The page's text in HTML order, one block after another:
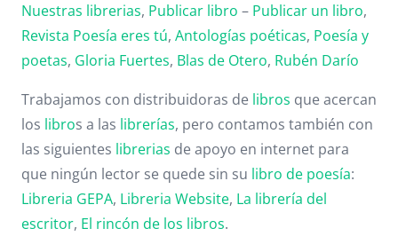
Nuestras librerias, Publicar libro – Publicar un libro,
Revista Poesía eres tú, Antologías poéticas, Poesía y
poetas, Gloria Fuertes, Blas de Otero, Rubén Darío
Trabajamos con distribuidoras de libros que acercan
los libros a las librerías, pero contamos también con
las siguientes librerias de apoyo en internet para
que ningún lector se quede sin su libro de poesía:
Libreria GEPA, Libreria Website, La librería del
escritor, El rincón de los libros.